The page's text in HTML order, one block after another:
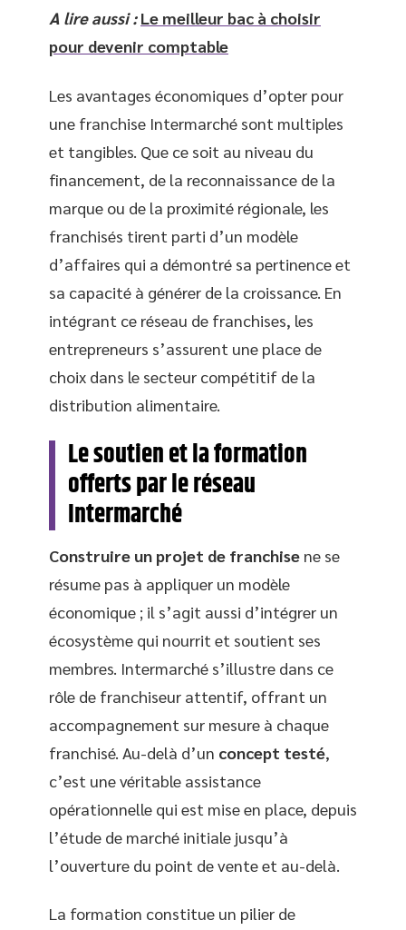
A lire aussi : Le meilleur bac à choisir
pour devenir comptable
Les avantages économiques d’opter pour
une franchise Intermarché sont multiples
et tangibles. Que ce soit au niveau du
financement, de la reconnaissance de la
marque ou de la proximité régionale, les
franchisés tirent parti d’un modèle
d’affaires qui a démontré sa pertinence et
sa capacité à générer de la croissance. En
intégrant ce réseau de franchises, les
entrepreneurs s’assurent une place de
choix dans le secteur compétitif de la
distribution alimentaire.
Le soutien et la formation
offerts par le réseau
Intermarché
Construire un projet de franchise ne se
résume pas à appliquer un modèle
économique ; il s’agit aussi d’intégrer un
écosystème qui nourrit et soutient ses
membres. Intermarché s’illustre dans ce
rôle de franchiseur attentif, offrant un
accompagnement sur mesure à chaque
franchisé. Au-delà d’un concept testé,
c’est une véritable assistance
opérationnelle qui est mise en place, depuis
l’étude de marché initiale jusqu’à
l’ouverture du point de vente et au-delà.
La formation constitue un pilier de